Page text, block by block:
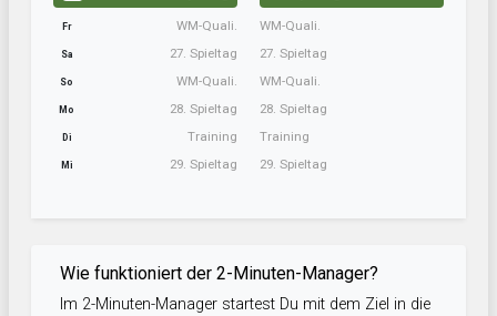
Fr WM-Quali.
Sa 27. Spieltag
So WM-Quali.
Mo 28. Spieltag
Di Training
Mi 29. Spieltag
WM-Quali.
27. Spieltag
WM-Quali.
28. Spieltag
Training
29. Spieltag
Wie funktioniert der 2-Minuten-Manager?
Im 2-Minuten-Manager startest Du mit dem Ziel in die